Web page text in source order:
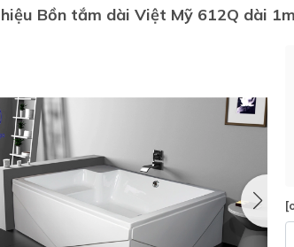
- Chậu rửa mặt
- vòi hồ - vòi gắn tường
tay
tủ - Lavabo kính
Sen tắm đứng
Vòi sen tắm
Máy tắm
Phụ kiện nhà
Chậu giặt
Sen tắm âm
Bồn tắm dài Việt Mỹ 612Q dài